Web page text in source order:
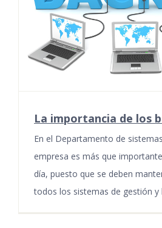
La importancia de los
En el Departamento de
empresa es más que
día, puesto que se deben
todos los sistemas de gestión y